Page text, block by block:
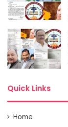
Quick Links
Home